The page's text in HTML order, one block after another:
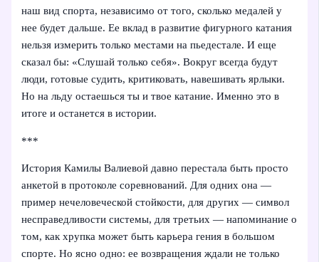
наш вид спорта, независимо от того, сколько медалей у
нее будет дальше. Ее вклад в развитие фигурного катания
нельзя измерить только местами на пьедестале. И еще
сказал бы: «Слушай только себя». Вокруг всегда будут
люди, готовые судить, критиковать, навешивать ярлыки.
Но на льду остаешься ты и твое катание. Именно это в
итоге и останется в истории.
***
История Камилы Валиевой давно перестала быть просто
анкетой в протоколе соревнований. Для одних она —
пример нечеловеческой стойкости, для других — символ
несправедливости системы, для третьих — напоминание о
том, как хрупка может быть карьера гения в большом
спорте. Но ясно одно: ее возвращения ждали не только